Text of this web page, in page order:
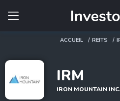
ACCUEIL REITS
IRM
IRON MOUNTAIN INC.